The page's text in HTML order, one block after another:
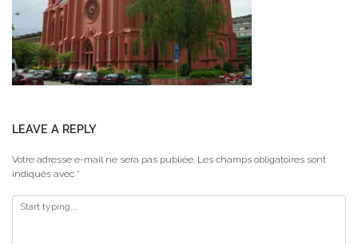
LEAVE A REPLY
Votre adresse e-mail ne sera pas publiée. Les champs obligatoires sont
indiqués avec *